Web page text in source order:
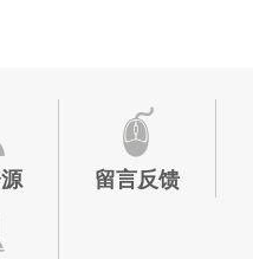
留言反馈